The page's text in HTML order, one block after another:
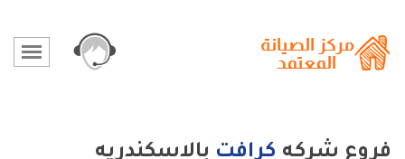
فروع شركه كرافت بالاسكندريه